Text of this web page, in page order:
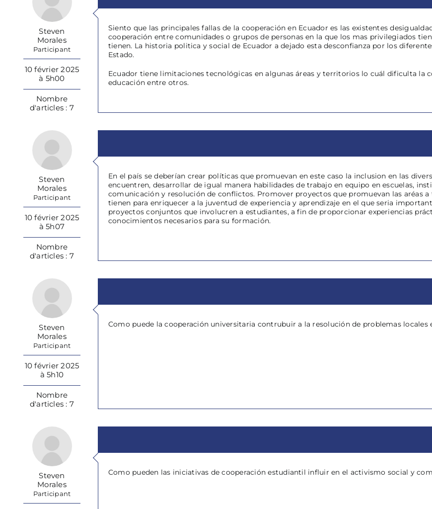
Steven
Morales
Participant
10 février 2025
à 5h00
Nombre
d'articles : 7
Siento que las principales fallas de la cooperación en Ecuador es las existentes
cooperación entre comunidades o grupos de personas en la que los mas privilegiados
tienen. La historia politica y social de Ecuador a dejado esta desconfianza por los
Estado.
Ecuador tiene limitaciones tecnológicas en algunas áreas y territorios lo cuál dificulta la
educación entre otros.
Steven
Morales
Participant
10 février 2025
à 5h07
Nombre
d'articles : 7
En el país se deberían crear políticas que promuevan en este caso la inclusion en las
encuentren, desarrollar de igual manera habilidades de trabajo en equipo en escuelas,
comunicación y resolución de conflictos. Promover proyectos que promuevan las aréas
tienen para enriquecer a la juventud de experiencia y aprendizaje en el que seria
proyectos conjuntos que involucren a estudiantes, a fin de proporcionar experiencias
conocimientos necesarios para su formación.
Steven
Morales
Participant
10 février 2025
à 5h10
Nombre
d'articles : 7
Como puede la cooperación universitaria contrubuir a la resolución de problemas locales
Steven
Morales
Participant
Como pueden las iniciativas de cooperación estudiantil influir en el activismo social y